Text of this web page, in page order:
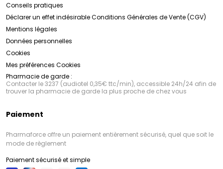
Conseils pratiques
Déclarer un effet indésirableConditions Générales de Vente (CGV)
Mentions légales
Données personnelles
Cookies
Mes préférences Cookies
Pharmacie de garde :
Contacter le 3237 (audiotel 0,35€ ttc/min), accessible 24h/24 afin de
trouver la pharmacie de garde la plus proche de chez vous
Paiement
Pharmaforce offre un paiement entièrement sécurisé, quel que soit le
mode de règlement
Paiement sécurisé et simple